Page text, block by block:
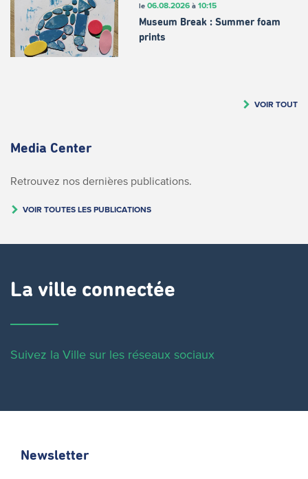
le 06.08.2026à 10:15
Museum Break : Summer foam
prints
VOIR TOUT
Media Center
Retrouvez nos dernières publications.
VOIR TOUTES LES PUBLICATIONS
La ville connectée
Suivez la Ville sur les réseaux sociaux
Newsletter